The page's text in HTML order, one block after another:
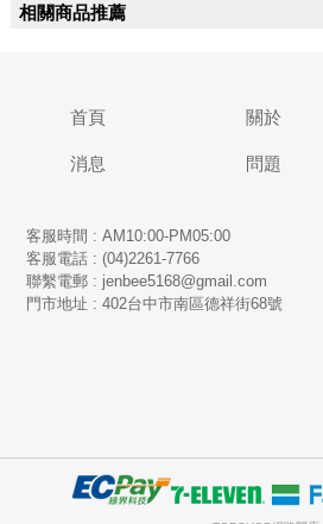
相關商品推薦
首頁 關於
消息 問題
客服時間 : AM10:00-PM05:00
客服電話 : (04)2261-7766
​聯繫電郵 : jenbee5168@gmail.com
門市地址 : 402台中市南區德祥街68號